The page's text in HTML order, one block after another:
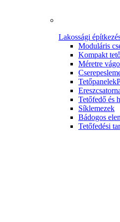
Lakossági
Moduláris
Kompakt
Méretre
Tetőpanelek
Tetőfedő és
Síklemezek
Bádogos
Tetőfedési